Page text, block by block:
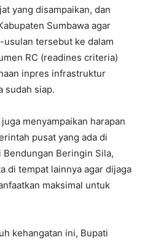
yang disampaikan, dan
Sumbawa agar
tersebut ke dalam
RC (readines criteria)
inpres infrastruktur
sudah siap.
menyampaikan harapan
pusat yang ada di
Beringin Sila,
di tempat lainnya agar dijaga
maksimal untuk
kehangatan ini, Bupati